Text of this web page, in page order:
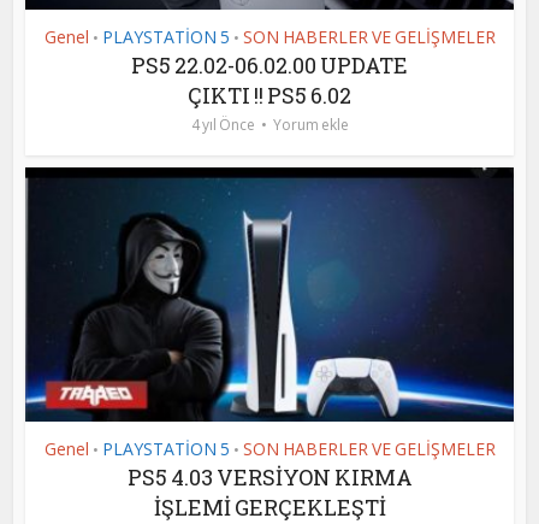
Genel • PLAYSTATİON 5 • SON HABERLER VE GELİŞMELER
PS5 22.02-06.02.00 UPDATE
ÇIKTI !! PS5 6.02
4 yıl Önce Yorum ekle
Genel • PLAYSTATİON 5 • SON HABERLER VE GELİŞMELER
PS5 4.03 VERSİYON KIRMA
İŞLEMİ GERÇEKLEŞTİ